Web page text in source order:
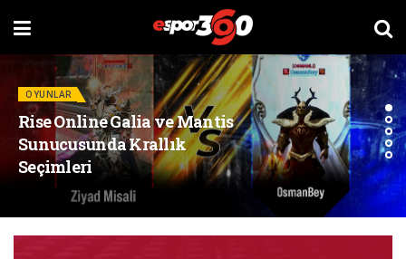
OYUNLAR
Rise Online Galia ve Mantis
Sunucusunda Krallık
Seçimleri